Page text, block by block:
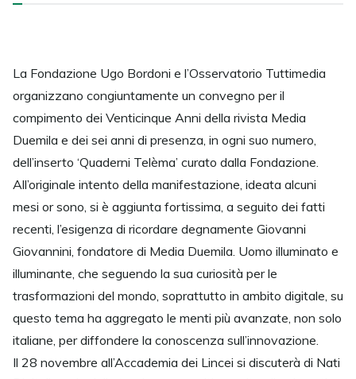
La Fondazione Ugo Bordoni e l’Osservatorio Tuttimedia
organizzano congiuntamente un convegno per il
compimento dei Venticinque Anni della rivista Media
Duemila e dei sei anni di presenza, in ogni suo numero,
dell’inserto ‘Quaderni Telèma’ curato dalla Fondazione.
All’originale intento della manifestazione, ideata alcuni
mesi or sono, si è aggiunta fortissima, a seguito dei fatti
recenti, l’esigenza di ricordare degnamente Giovanni
Giovannini, fondatore di Media Duemila. Uomo illuminato e
illuminante, che seguendo la sua curiosità per le
trasformazioni del mondo, soprattutto in ambito digitale, su
questo tema ha aggregato le menti più avanzate, non solo
italiane, per diffondere la conoscenza sull’innovazione.
Il 28 novembre all’Accademia dei Lincei si discuterà di Nati